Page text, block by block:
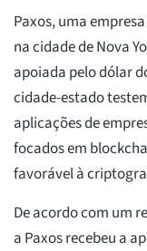
Paxos, uma
na cidade de Nova
apoiada pelo dólar
cidade-estado
aplicações de
focados em
favorável à
De acordo com um
a Paxos recebeu a